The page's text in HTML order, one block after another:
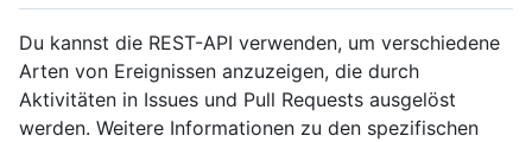
Du kannst die REST-API verwenden, um verschiedene
Arten von Ereignissen anzuzeigen, die durch
Aktivitäten in Issues und Pull Requests ausgelöst
werden. Weitere Informationen zu den spezifischen